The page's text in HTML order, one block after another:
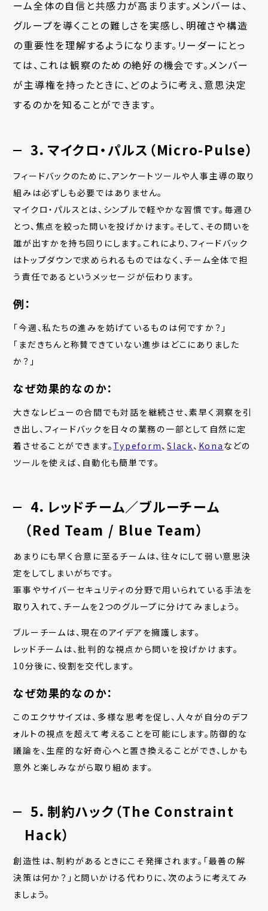
ーム全体の自信と共感力が高まります。メンバーは、
グループを導くことの難しさを実感し、明確さや構造
の重要性を理解するようになります。リーダーにとっ
ては、これは観察のための絶好の機会です。メンバー
が主導権を持ったときに、どのように考え、意思決定
するのかを知ることができます。
3．マイクロ・パルス（Micro-Pulse）
フィードバックのために、アンケートツールや人事主導の取り
組みは必ずしも必要ではありません。
マイクロ・パルスとは、シンプルで軽やかな習慣です。毎週ひ
とつ、焦点を絞った問いを投げかけます。そして、その問いを
誰が出すかを持ち回りにします。これにより、フィードバック
はトップダウンで求められるものではなく、チーム全体で担
う責任であるというメッセージが伝わります。
例：
「今週、私たちの進みを妨げているものは何ですか？」
「まだきちんと称賛できていない進歩はどこにありました
か？」
なぜ効果的なのか：
大きなレビューの合間でも対話を継続させ、素早く洞察を引
き出し、フィードバックを日々の業務の一部として自然に定
着させることができます。 Typeform、Slack、 Kona などの
ツールを使えば、自動化も簡単です。
4．レッドチーム／ブルーチーム
（Red Team / Blue Team）
あまりにも早く合意に至るチームは、往々にして弱い意思決
定をしてしまいがちです。
軍事やサイバーセキュリティの分野で用いられている手法を
取り入れて、チームを2つのグループに分けてみましょう。
ブルーチームは、現在のアイデアを擁護します。
レッドチームは、批判的な視点から問いを投げかけます。
10分後に、役割を交代します。
なぜ効果的なのか：
このエクササイズは、多様な思考を促し、人々が自分のデフ
ォルトの視点を超えて考えることを可能にします。防御的な
議論を、生産的な好奇心へと置き換えることができ、しかも
意外と楽しみながら取り組めます。
5．制約ハック（The Constraint
Hack）
創造性は、制約があるときにこそ発揮されます。「最善の解
決策は何か？」と問いかける代わりに、次のように考えてみ
ましょう。